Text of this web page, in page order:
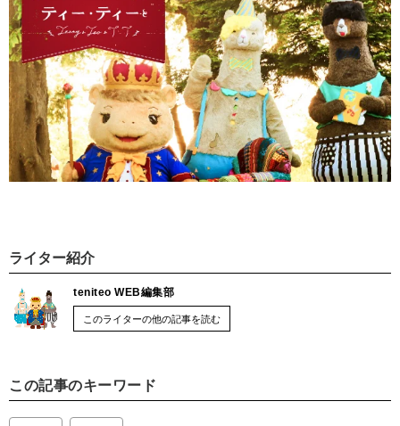
ライター紹介
teniteo WEB編集部
このライターの他の記事を読む
この記事のキーワード